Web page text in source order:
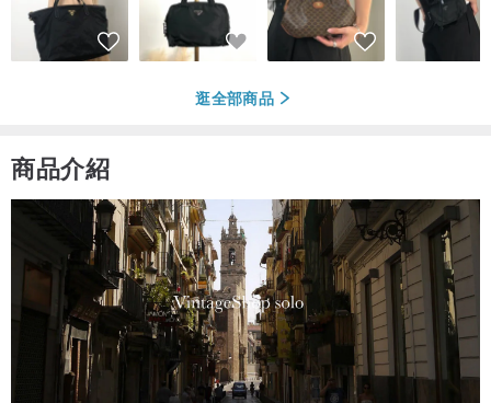
逛全部商品
商品介紹